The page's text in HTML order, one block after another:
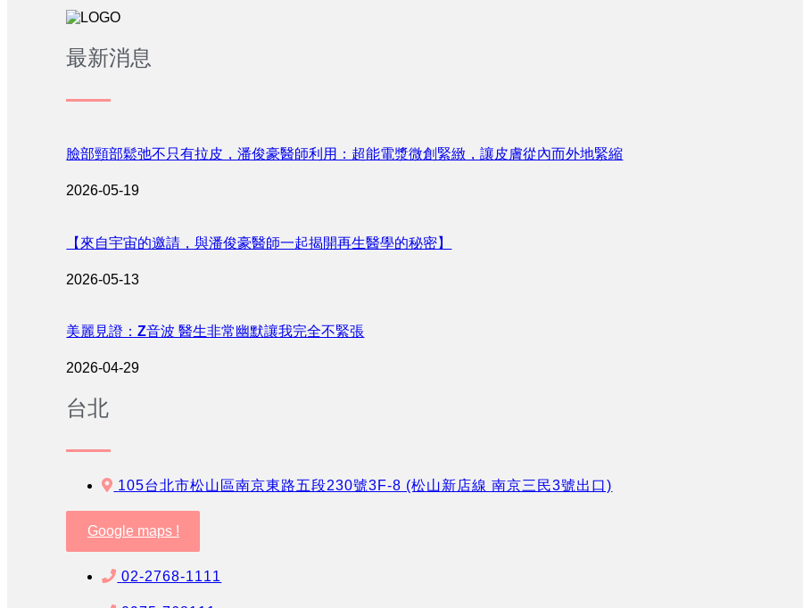
最新消息
臉部頸部鬆弛不只有拉皮，潘俊豪醫師利用：超能電漿微創緊緻，讓皮膚從內而外地緊縮
2026-05-19
【來自宇宙的邀請，與潘俊豪醫師一起揭開再生醫學的秘密】
2026-05-13
美麗見證：Z音波 醫生非常幽默讓我完全不緊張
2026-04-29
台北
105台北市松山區南京東路五段230號3F-8 (松山新店線 南京三民3號出口)
Google maps !
02-2768-1111